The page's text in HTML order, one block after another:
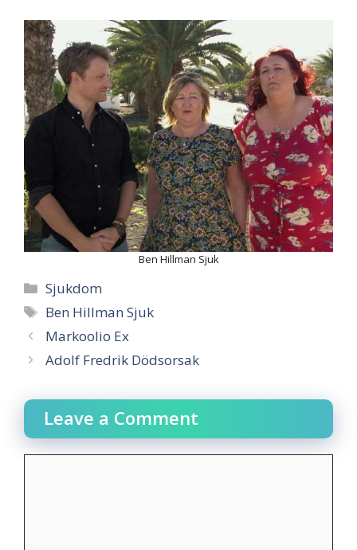
Ben Hillman Sjuk
Categories
Sjukdom
Tags
Ben Hillman Sjuk
Markoolio Ex
Adolf Fredrik Dödsorsak
Leave a Comment